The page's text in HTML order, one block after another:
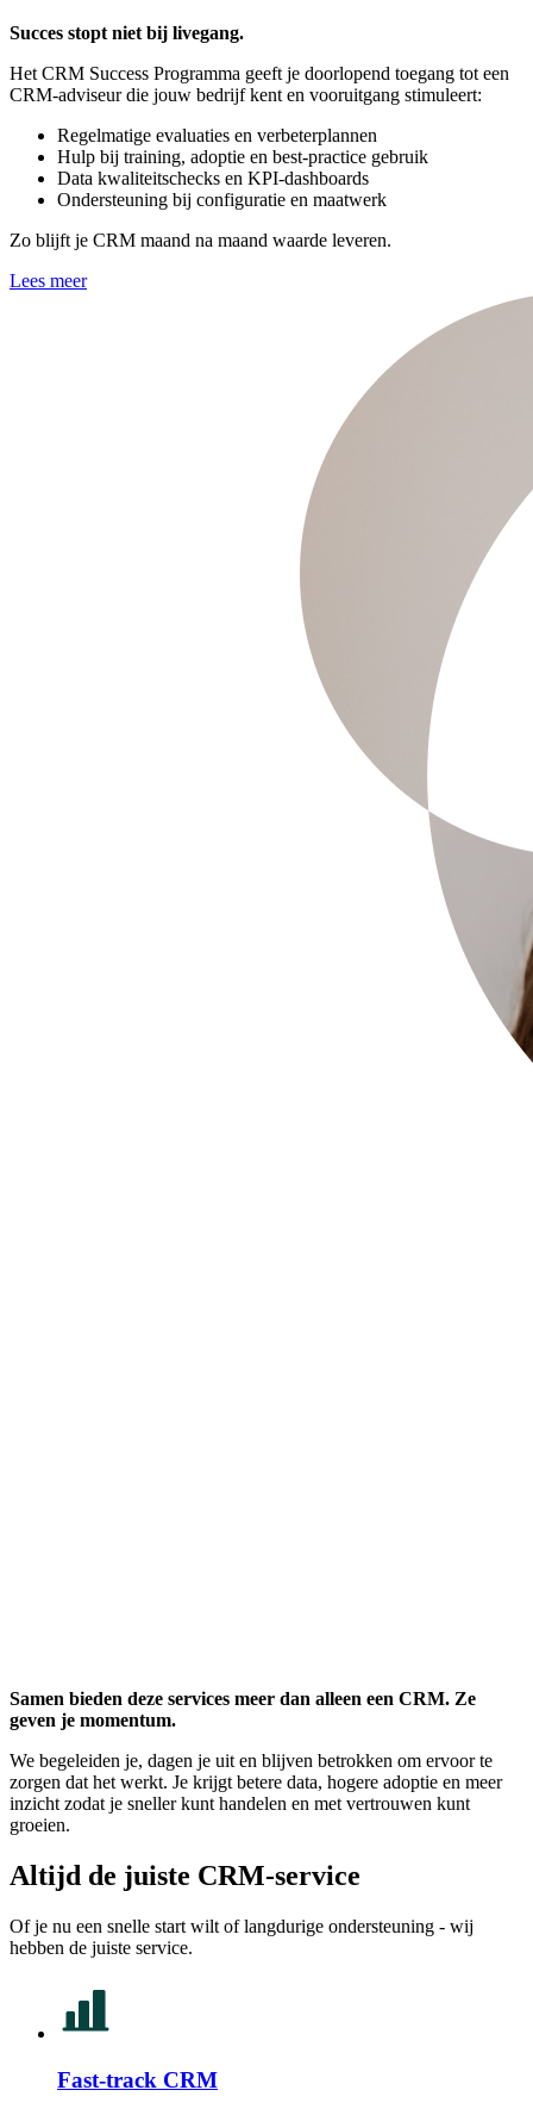
Succes stopt niet bij livegang.
Het CRM Success Programma geeft je doorlopend toegang tot een
CRM-adviseur die jouw bedrijf kent en vooruitgang stimuleert:
Regelmatige evaluaties en verbeterplannen
Hulp bij training, adoptie en best-practice gebruik
Data kwaliteitschecks en KPI-dashboards
Ondersteuning bij configuratie en maatwerk
Zo blijft je CRM maand na maand waarde leveren.
Lees meer
Samen bieden deze services meer dan alleen een CRM. Ze
geven je momentum.
We begeleiden je, dagen je uit en blijven betrokken om ervoor te
zorgen dat het werkt. Je krijgt betere data, hogere adoptie en meer
inzicht zodat je sneller kunt handelen en met vertrouwen kunt
groeien.
Altijd de juiste CRM-service
Of je nu een snelle start wilt of langdurige ondersteuning - wij
hebben de juiste service.
Fast-track CRM